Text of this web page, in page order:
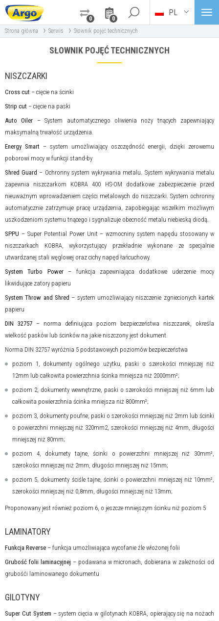
0
0
PL
Strona główna › Serwis › Słownik pojęć technicznych
SŁOWNIK POJĘĆ TECHNICZNYCH
NISZCZARKI
Cross cut – cięcie na ścinki
Strip cut – cięcie na paski
Auto Oiler – System automatycznego oliwienia noży tnących zapewniający
maksymalną trwałość urządzenia.
Energy Smart – system umożliwiający oszczędność energii, dzięki zerowemu
poborowi mocy w funkcji stand-by
Shred Guard – Ochronny system wykrywania metalu. System wykrywania metalu
zapewnia niszczarkom KOBRA 400 HS-OM dodatkowe zabezpieczenie przed
nieuważnym wprowadzeniem części metalowych do niszczarki. System ochronny
automatycznie zatrzymuje pracę urządzenia, zapobiegając wszelkim możliwym
uszkodzeniom systemu tnącego i sygnalizuje obecność metalu niebieską diodą.
SPPU – Super Potential Power Unit – wzmocniny system napędu stosowany w
niszczarkach KOBRA, wykorzystujący przekładnie wykonane ze specjalnie
utwardzanej stali węglowej oraz cichy napęd łańcuchowy.
System Turbo Power– funkcja zapewniająca dodatkowe uderzenie mocy
likwidujące zatory papieru
System Throw and Shred – system umożliwiający niszczenie zgniecionych kartek
papieru
DIN 32757 – norma definiująca poziom bezpieczeństwa niszczarek, określa
wielkość pasków lub ścinków na jakie niszczony jest dokument.
Norma DIN 32757 wyróżnia 5 podstawowych poziomów bezpieczeństwa
poziom 1, dokumenty ogólnego użytku, paski o szerokości mniejszej niż
12mm lub całkowita powierzchnia ścinka mniejsza niż 2000mm²;
poziom 2, dokumenty wewnętrzne, paski o szerokości mniejszej niż 6mm lub
całkowita powierzchnia ścinka mniejsza niż 800mm²;
poziom 3, dokumenty poufne, paski o szerokości mniejszej niż 2mm lub ścinki
o powierzchni mniejszej niż 320mm2, szerokości mniejszej niż 4mm, długości
mniejszej niż 80mm;
poziom 4, dokumety tajne, ścinki o powierzchni mniejszej niż 30mm²,
szerokości mniejszej niż 2mm, długości mniejszej niż 15mm;
poziom 5, dokumenty ściśle tajne, ścinki o powierzchni mniejszej niż 10mm²,
szerokości mniejszej niż 0,8mm, długości mniejszej niż 13mm;
Proponowany jest również poziom 6, o jeszcze mniejszym ścinku niż poziom 5
LAMINATORY
Funkcja Reverse – funkcja umożliwiająca wycofanie źle włożonej folii
Grubość folii laminacyjnej – podawana w micronach, dobierana w zależności od
grubośći laminowanego dokumentu
GILOTYNY
Super Cut System – system cięcia w gilotynach KOBRA, opierający się na nożach